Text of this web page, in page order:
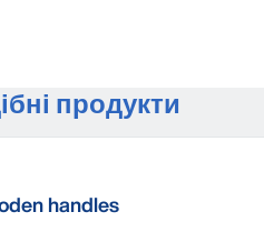
продукти
handles